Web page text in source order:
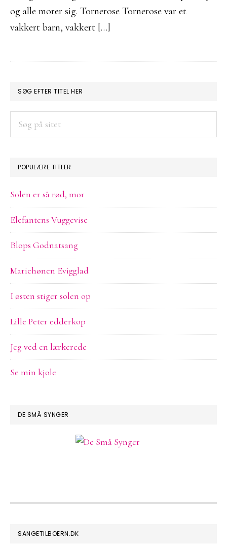
og alle morer sig. Tornerose Tornerose var et
vakkert barn, vakkert […]
PRIMÆR
SIDEBAR
SØG EFTER TITEL HER
POPULÆRE TITLER
Solen er så rød, mor
Elefantens Vuggevise
Blops Godnatsang
Mariehønen Evigglad
I østen stiger solen op
Lille Peter edderkop
Jeg ved en lærkerede
Se min kjole
DE SMÅ SYNGER
FOOTER
SANGETILBOERN.DK